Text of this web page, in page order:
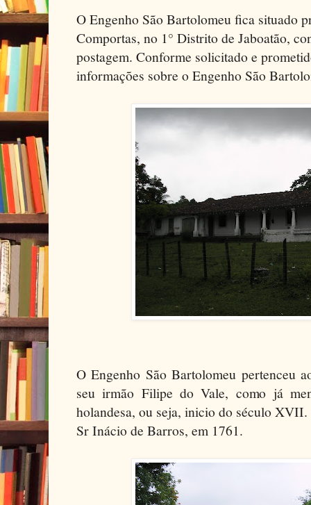
O Engenho São Bartolomeu fica situado
Comportas, no 1° Distrito de Jaboatão,
postagem. Conforme solicitado e
informações sobre o Engenho São
O Engenho São Bartolomeu pertenceu
seu irmão Filipe do Vale, como já
holandesa, ou seja, inicio do século
Sr Inácio de Barros, em 1761.